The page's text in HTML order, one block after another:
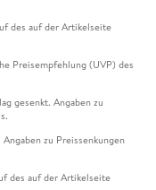
des auf der Artikelseite
Preisempfehlung (UVP) des
gesenkt. Angaben zu
zu Preissenkungen
des auf der Artikelseite